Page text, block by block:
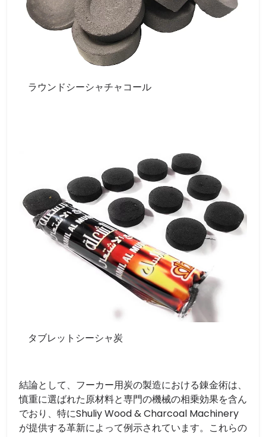
ラウンドシーシャチャコール
タブレットシーシャ炭
結論として、フーカー用炭の製造における錬金術は、
慎重に選ばれた原材料と専門の機械の相乗効果を含ん
でおり、特にShuliy Wood & Charcoal Machinery
が提供する革新によって例示されています。これらの